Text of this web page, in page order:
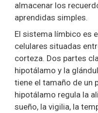
almacenar los
aprendidas simples.
El sistema límbico es
celulares situadas
corteza. Dos partes
hipotálamo y la
tiene el tamaño de un
hipotálamo regula la
sueño, la vigilia, la